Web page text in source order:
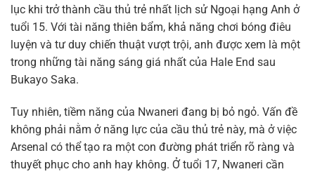
lục khi trở thành cầu thủ trẻ nhất lịch sử Ngoại hạng Anh ở
tuổi 15. Với tài năng thiên bẩm, khả năng chơi bóng điêu
luyện và tư duy chiến thuật vượt trội, anh được xem là một
trong những tài năng sáng giá nhất của Hale End sau
Bukayo Saka.
Tuy nhiên, tiềm năng của Nwaneri đang bị bỏ ngỏ. Vấn đề
không phải nằm ở năng lực của cầu thủ trẻ này, mà ở việc
Arsenal có thể tạo ra một con đường phát triển rõ ràng và
thuyết phục cho anh hay không. Ở tuổi 17, Nwaneri cần